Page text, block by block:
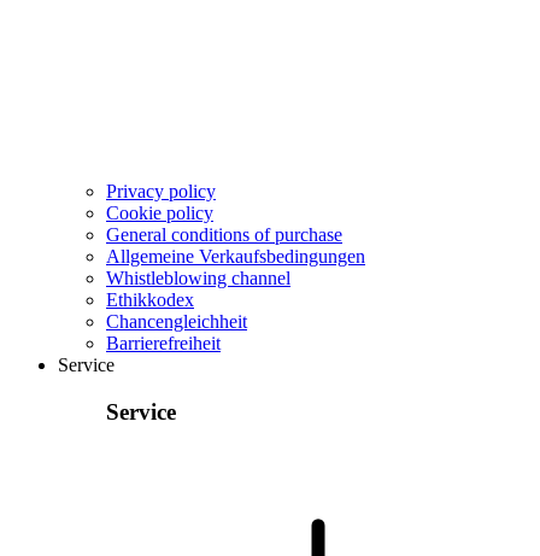
Privacy policy
Cookie policy
General conditions of purchase
Allgemeine Verkaufsbedingungen
Whistleblowing channel
Ethikkodex
Chancengleichheit
Barrierefreiheit
Service
Service